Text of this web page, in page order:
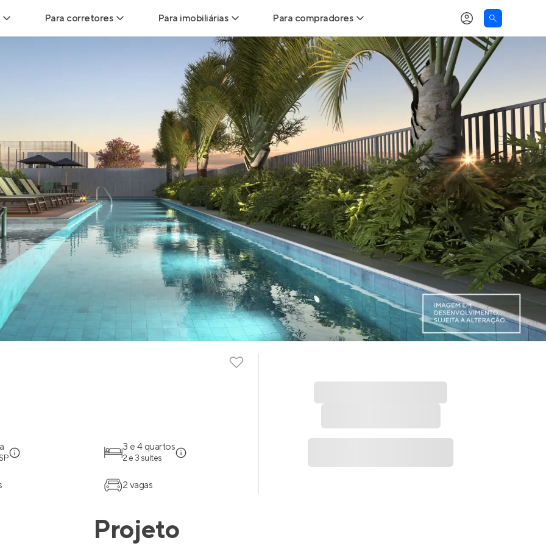
Para corretores
Hub de Corretores
Perfil Verificado
Anunciar imóveis
Para imobiliárias
Leads para Imobiliárias
Hub de imobiliárias
Anunciar imóveis
Para compradores
Buscar um imóvel novo
Calcule seu Poder de Compra
Comprar x Alugar
Correção do INCC
Simulador de Financiamento
Encontre um corretor
3 e 4 quartos
2 e 3 suítes
2 vagas
Projeto